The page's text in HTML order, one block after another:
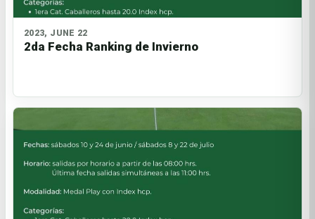
2023, JUNE 22
2da Fecha Ranking de Invierno